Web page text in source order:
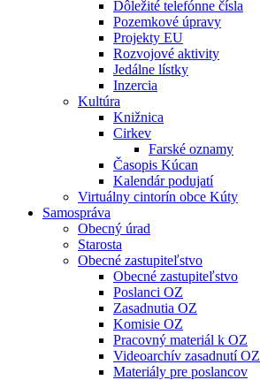
Dôležité telefónne čísla
Pozemkové úpravy
Projekty EU
Rozvojové aktivity
Jedálne lístky
Inzercia
Kultúra
Knižnica
Cirkev
Farské oznamy
Časopis Kúcan
Kalendár podujatí
Virtuálny cintorín obce Kúty
Samospráva
Obecný úrad
Starosta
Obecné zastupiteľstvo
Obecné zastupiteľstvo
Poslanci OZ
Zasadnutia OZ
Komisie OZ
Pracovný materiál k OZ
Videoarchív zasadnutí OZ
Materiály pre poslancov